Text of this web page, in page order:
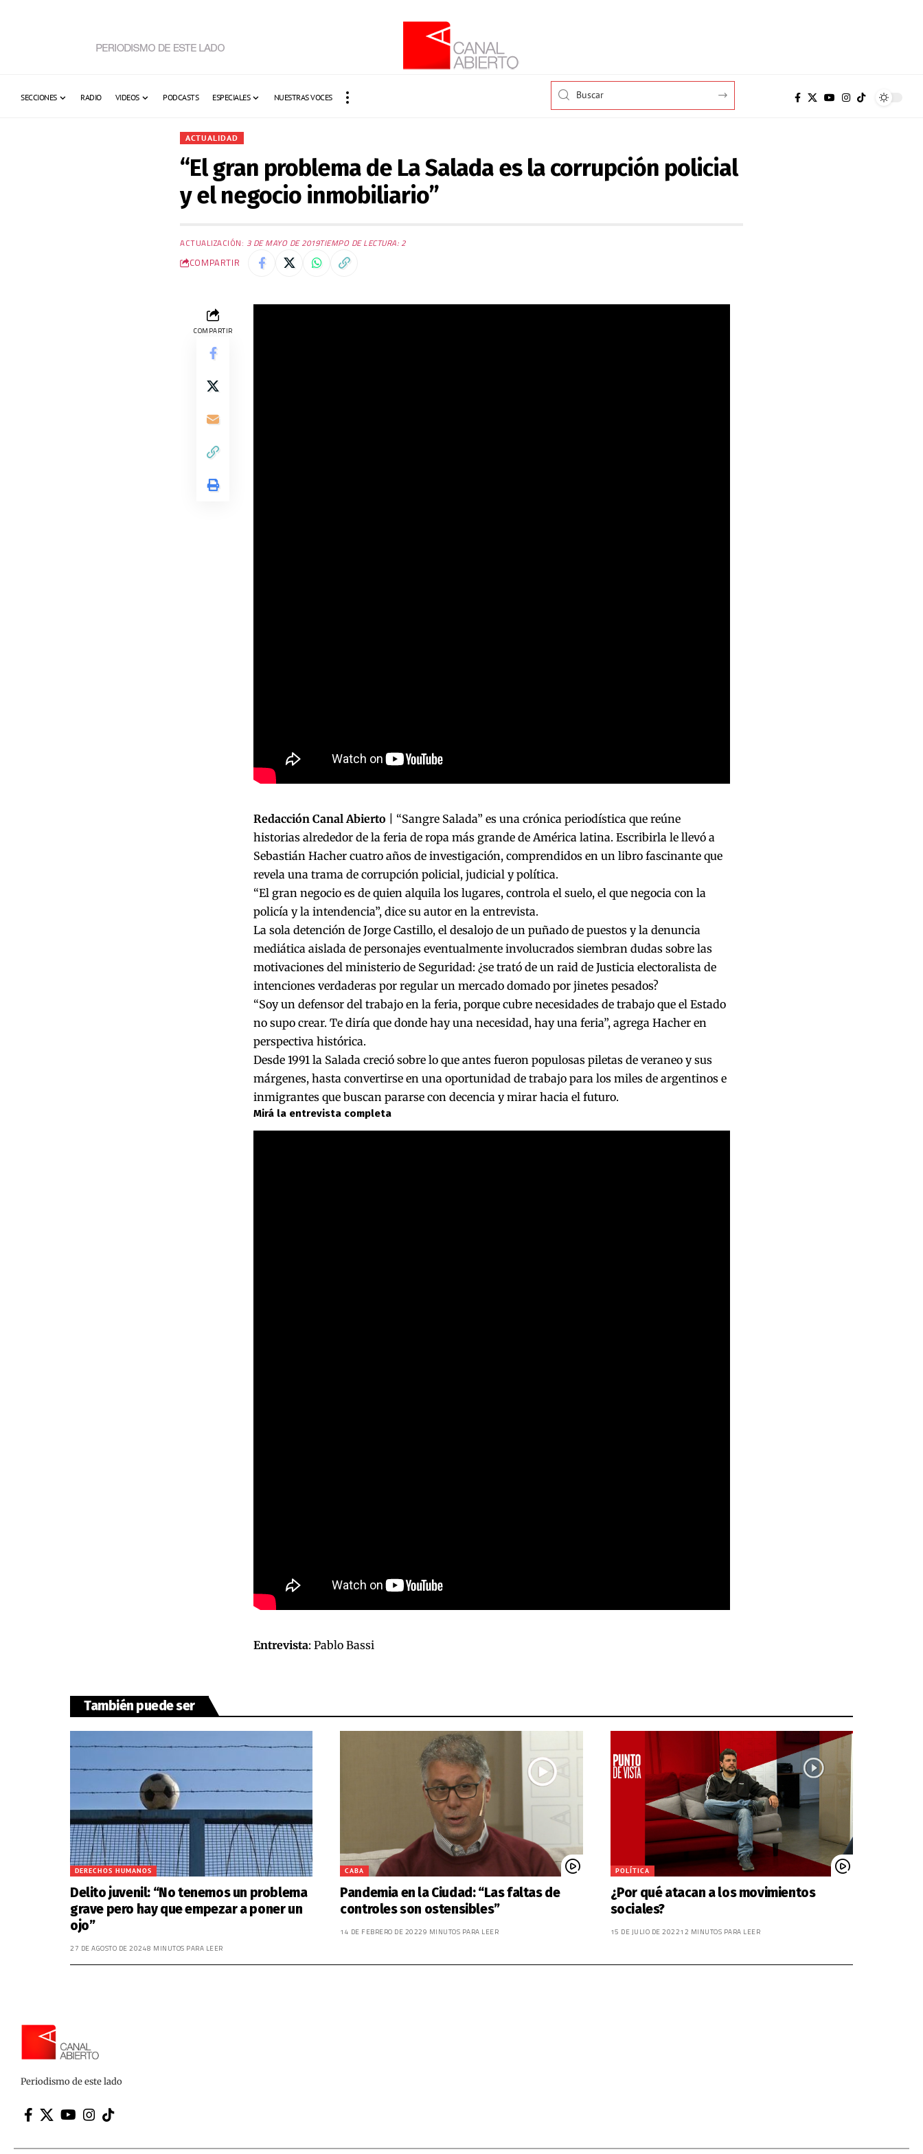
SECCIONES RADIO VIDEOS PODCASTS ESPECIALES NUESTRAS VOCES
ACTUALIDAD
“El gran problema de La Salada es la corrupción policial
y el negocio inmobiliario”
ACTUALIZACIÓN: 3 DE MAYO DE 2019TIEMPO DE LECTURA: 2
COMPARTIR
COMPARTIR
Redacción Canal Abierto | “Sangre Salada” es una crónica periodística que reúne
historias alrededor de la feria de ropa más grande de América latina. Escribirla le llevó a
Sebastián Hacher cuatro años de investigación, comprendidos en un libro fascinante que
revela una trama de corrupción policial, judicial y política.
“El gran negocio es de quien alquila los lugares, controla el suelo, el que negocia con la
policía y la intendencia”, dice su autor en la entrevista.
La sola detención de Jorge Castillo, el desalojo de un puñado de puestos y la denuncia
mediática aislada de personajes eventualmente involucrados siembran dudas sobre las
motivaciones del ministerio de Seguridad: ¿se trató de un raid de Justicia electoralista de
intenciones verdaderas por regular un mercado domado por jinetes pesados?
“Soy un defensor del trabajo en la feria, porque cubre necesidades de trabajo que el Estado
no supo crear. Te diría que donde hay una necesidad, hay una feria”, agrega Hacher en
perspectiva histórica.
Desde 1991 la Salada creció sobre lo que antes fueron populosas piletas de veraneo y sus
márgenes, hasta convertirse en una oportunidad de trabajo para los miles de argentinos e
inmigrantes que buscan pararse con decencia y mirar hacia el futuro.
Mirá la entrevista completa
Entrevista: Pablo Bassi
También puede ser
DERECHOS HUMANOS
Delito juvenil: “No tenemos un problema
grave pero hay que empezar a poner un
ojo”
27 DE AGOSTO DE 20248 MINUTOS PARA LEER
CABA
Pandemia en la Ciudad: “Las faltas de
controles son ostensibles”
14 DE FEBRERO DE 20229 MINUTOS PARA LEER
POLÍTICA
¿Por qué atacan a los movimientos
sociales?
15 DE JULIO DE 202212 MINUTOS PARA LEER
Periodismo de este lado